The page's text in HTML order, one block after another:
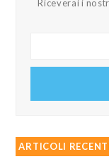
Riceverai i
ARTICOLI